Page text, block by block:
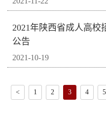
2021年陕西省成人高校
公告
2021-10-19
< 1 2 3 4 5